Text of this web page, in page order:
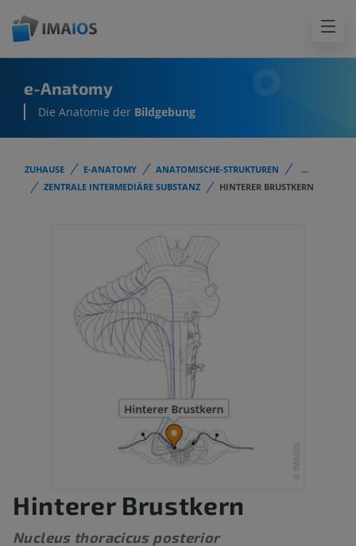
e-Anatomy
Die Anatomie der Bildgebung
ZUHAUSE E-ANATOMY ANATOMISCHE-STRUKTUREN
...
ZENTRALE INTERMEDIÄRE SUBSTANZ
HINTERER BRUSTKERN
Hinterer Brustkern
Nucleus thoracicus posterior